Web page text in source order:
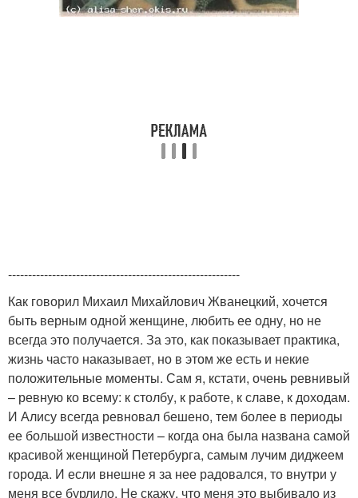
----------------------------------------------------------
Как говорил Михаил Михайлович Жванецкий, хочется
быть верным одной женщине, любить ее одну, но не
всегда это получается. За это, как показывает практика,
жизнь часто наказывает, но в этом же есть и некие
положительные моменты. Сам я, кстати, очень ревнивый
– ревную ко всему: к столбу, к работе, к славе, к доходам.
И Алису всегда ревновал бешено, тем более в периоды
ее большой известности – когда она была названа самой
красивой женщиной Петербурга, самым лучим диджеем
города. И если внешне я за нее радовался, то внутри у
меня все бурлило. Не скажу, что меня это выбивало из